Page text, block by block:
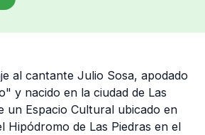
al cantante Julio Sosa, apodado
y nacido en la ciudad de Las
un Espacio Cultural ubicado en
Hipódromo de Las Piedras en el